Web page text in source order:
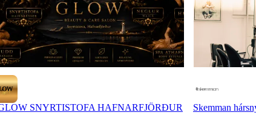
SNYRTISTOFA HAFNARFJÖRÐUR
Skemman